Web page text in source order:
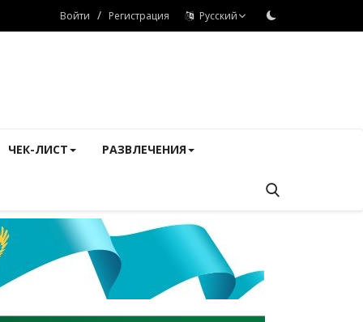
Войти / Регистрация Русский
ЧЕК-ЛИСТ РАЗВЛЕЧЕНИЯ